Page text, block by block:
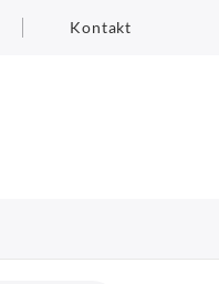
Kontakt